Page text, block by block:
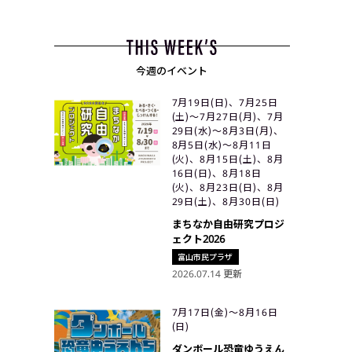
今週のイベント
富山市民プラザ
7月19日(日)、7月25日
(土)〜7月27日(月)、7月
29日(水)〜8月3日(月)、
8月5日(水)〜8月11日
(火)、8月15日(土)、8月
16日(日)、8月18日
(火)、8月23日(日)、8月
29日(土)、8月30日(日)
まちなか自由研究プロジ
ェクト2026
2026.07.14 更新
7月17日(金)〜8月16日
(日)
ダンボール恐竜ゆうえん